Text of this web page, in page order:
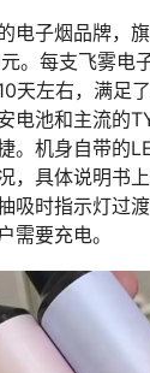
电子烟品牌，
。每支飞雾电
天左右，满足
电池和主流的
。机身自带的
，具体说明书
吸时指示灯过
需要充电。